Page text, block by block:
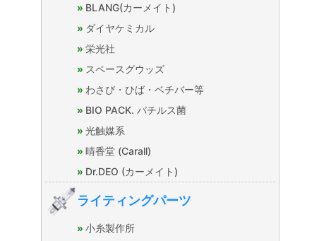
BLANG(カーメイト)
ダイヤケミカル
栄光社
スペースグウッズ
わさび・ひば・ベチバー等
BIO PACK. バチルス菌
光触媒系
晴香堂 (Carall)
Dr.DEO (カーメイト)
ライティングパーツ
小糸製作所